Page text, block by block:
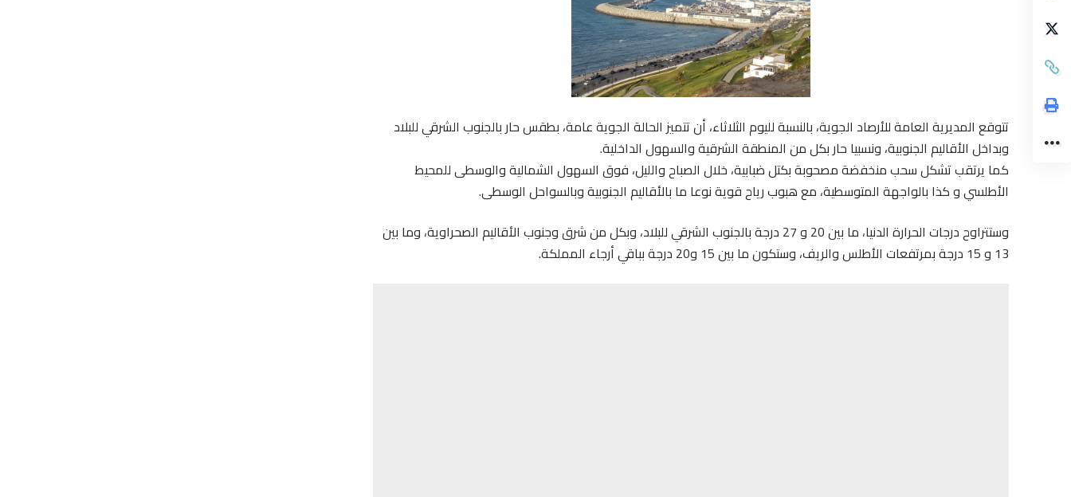
تتوقع المديرية العامة للأرصاد الجوية، بالنسبة لليوم الثلاثاء، أن تتميز الحالة الجوية عامة، بطقس حار بالجنوب الشرقي للبلاد
وبداخل الأقاليم الجنوبية، ونسبيا حار بكل من المنطقة الشرقية والسهول الداخلية.
كما يرتقب تشكل سحب منخفضة مصحوبة بكتل ضبابية، خلال الصباح والليل، فوق السهول الشمالية والوسطى للمحيط
الأطلسي و كذا بالواجهة المتوسطية، مع هبوب رياح قوية نوعا ما بالأقاليم الجنوبية وبالسواحل الوسطى.
وستتراوح درجات الحرارة الدنيا، ما بين 20 و 27 درجة بالجنوب الشرقي للبلاد، وبكل من شرق وجنوب الأقاليم الصحراوية، وما بين
13 و 15 درجة بمرتفعات الأطلس والريف، وستكون ما بين 15 و20 درجة بباقي أرجاء المملكة.